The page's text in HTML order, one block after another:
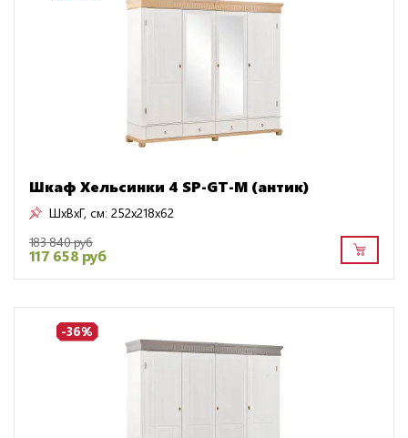
Шкаф Хельсинки 4 SP-GT-М (антик)
ШxВxГ, см: 252x218x62
183 840 руб
117 658 руб
-36%